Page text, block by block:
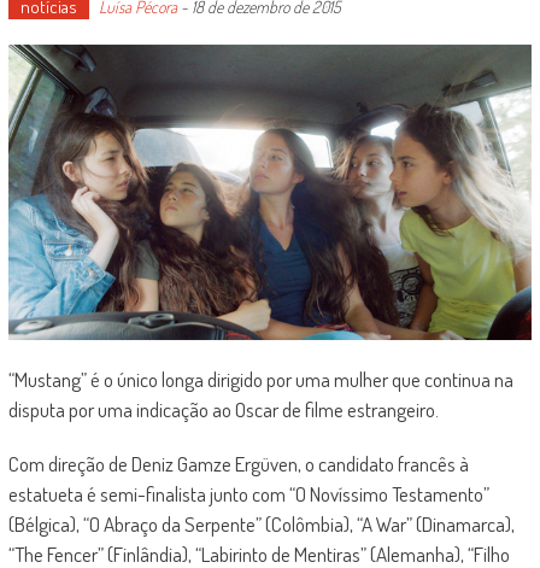
notícias Luísa Pécora- 18 de dezembro de 2015
“Mustang” é o único longa dirigido por uma mulher que continua na
disputa por uma indicação ao Oscar de filme estrangeiro.
Com direção de Deniz Gamze Ergüven, o candidato francês à
estatueta é semi-finalista junto com “O Novíssimo Testamento”
(Bélgica), “O Abraço da Serpente” (Colômbia), “A War” (Dinamarca),
“The Fencer” (Finlândia), “Labirinto de Mentiras” (Alemanha), “Filho